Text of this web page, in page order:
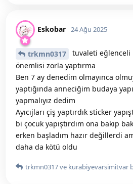
Eskobar 24 Ağu 2025
trkmn0317
tuvaleti eğlenceli
önemlisi zorla yaptırma
Ben 7 ay denedim olmayınca
yaptığında anneciğim budaya
yapmalıyız dedim
Ayıcıjları çiş yaptırdık sticker
bi çocuk yapıştırdım ona bakıp
erken başladım hazır değillerdi
daha da kötü oldu
trkmn0317ve kurabiyevarsimitvar